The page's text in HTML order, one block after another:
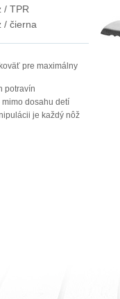
/ TPR
/ čierna
pre maximálny
potravín
mimo dosahu detí
je každý nôž